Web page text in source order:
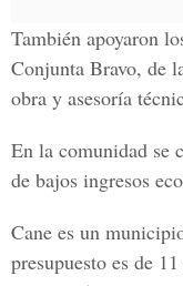
También apoyaron
Conjunta Bravo, de
obra y asesoría
En la comunidad se
de bajos ingresos
Cane es un
presupuesto es de